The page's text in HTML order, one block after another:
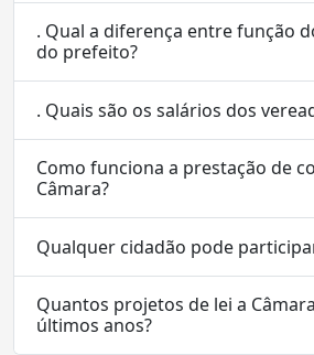
. Qual a diferença entre função
do prefeito?
. Quais são os salários dos
Como funciona a prestação de
Câmara?
Qualquer cidadão pode
Quantos projetos de lei a
últimos anos?